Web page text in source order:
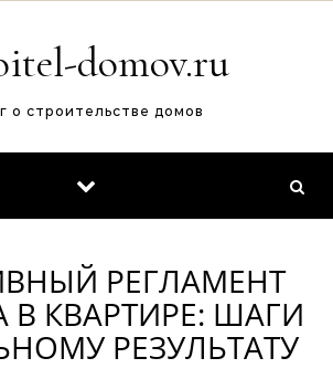
domov.ru
о строительстве домов
РЕГЛАМЕНТ
В КВАРТИРЕ: ШАГИ
РЕЗУЛЬТАТУ